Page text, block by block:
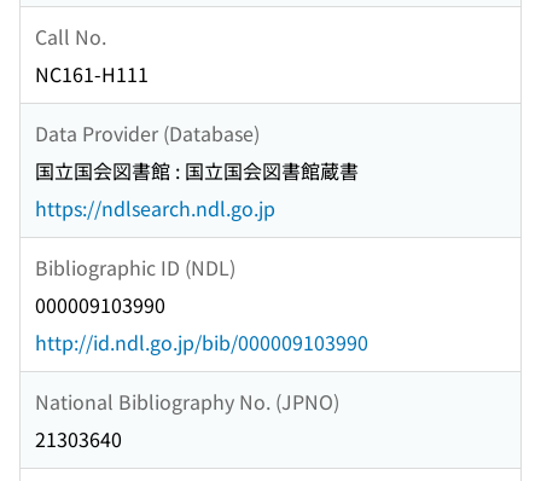
Call No.
NC161-H111
Data Provider (Database)
国立国会図書館 : 国立国会図書館蔵書
https://ndlsearch.ndl.go.jp
Bibliographic ID (NDL)
000009103990
http://id.ndl.go.jp/bib/000009103990
National Bibliography No. (JPNO)
21303640